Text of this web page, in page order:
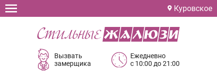
Куровское
Вызвать
замерщика
Ежедневно
с 10:00 до 21:00